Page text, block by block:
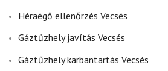
Héraégő ellenőrzés Vecsés
Gáztűzhely javítás Vecsés
Gáztűzhely karbantartás Vecsés